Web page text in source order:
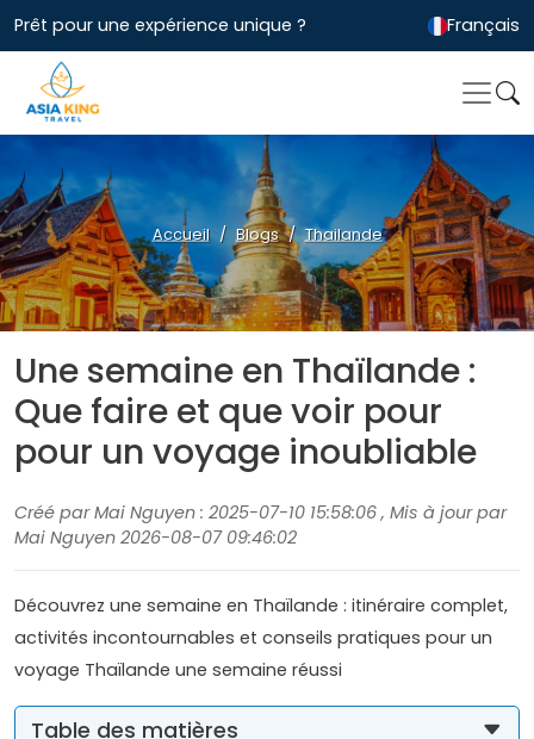
Prêt pour une expérience unique ? Français
Accueil Blogs Thailande
Une semaine en Thaïlande :
Que faire et que voir pour
pour un voyage inoubliable
Créé par Mai Nguyen : 2025-07-10 15:58:06 , Mis à jour par
Mai Nguyen 2026-08-07 09:46:02
Découvrez une semaine en Thaïlande : itinéraire complet,
activités incontournables et conseils pratiques pour un
voyage Thaïlande une semaine réussi
Table des matières